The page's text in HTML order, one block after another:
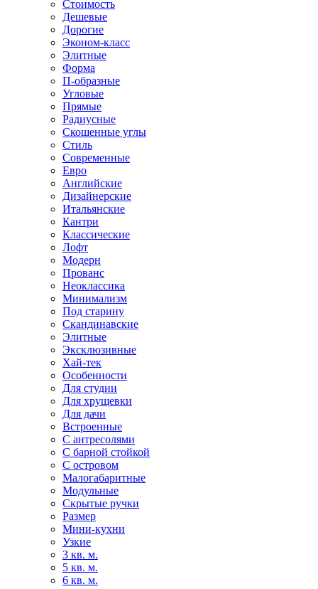
Стоимость
Дешевые
Дорогие
Эконом-класс
Элитные
Форма
П-образные
Угловые
Прямые
Радиусные
Скошенные углы
Стиль
Современные
Евро
Английские
Дизайнерские
Итальянские
Кантри
Классические
Лофт
Модерн
Прованс
Неоклассика
Минимализм
Под старину
Скандинавские
Элитные
Эксклюзивные
Хай-тек
Особенности
Для студии
Для хрущевки
Для дачи
Встроенные
С антресолями
С барной стойкой
С островом
Малогабаритные
Модульные
Скрытые ручки
Размер
Мини-кухни
Узкие
3 кв. м.
5 кв. м.
6 кв. м.